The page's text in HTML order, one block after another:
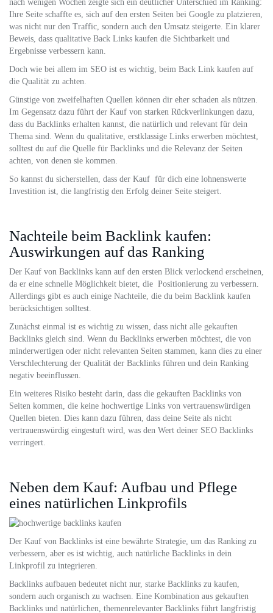
nach wenigen Wochen zeigte sich ein deutlicher Unterschied im Ranking:
Ihre Seite schaffte es, sich auf den ersten Seiten bei Google zu platzieren,
was nicht nur den Traffic, sondern auch den Umsatz steigerte. Ein klarer
Beweis, dass qualitative Back Links kaufen die Sichtbarkeit und
Ergebnisse verbessern kann.
Doch wie bei allem im SEO ist es wichtig, beim Back Link kaufen auf
die Qualität zu achten.
Günstige von zweifelhaften Quellen können dir eher schaden als nützen.
Im Gegensatz dazu führt der Kauf von starken Rückverlinkungen dazu,
dass du Backlinks erhalten kannst, die natürlich und relevant für dein
Thema sind. Wenn du qualitative, erstklassige Links erwerben möchtest,
solltest du auf die Quelle für Backlinks und die Relevanz der Seiten
achten, von denen sie kommen.
So kannst du sicherstellen, dass der Kauf für dich eine lohnenswerte
Investition ist, die langfristig den Erfolg deiner Seite steigert.
Nachteile beim Backlink kaufen:
Auswirkungen auf das Ranking
Der Kauf von Backlinks kann auf den ersten Blick verlockend erscheinen,
da er eine schnelle Möglichkeit bietet, die Positionierung zu verbessern.
Allerdings gibt es auch einige Nachteile, die du beim Backlink kaufen
berücksichtigen solltest.
Zunächst einmal ist es wichtig zu wissen, dass nicht alle gekauften
Backlinks gleich sind. Wenn du Backlinks erwerben möchtest, die von
minderwertigen oder nicht relevanten Seiten stammen, kann dies zu einer
Verschlechterung der Qualität der Backlinks führen und dein Ranking
negativ beeinflussen.
Ein weiteres Risiko besteht darin, dass die gekauften Backlinks von
Seiten kommen, die keine hochwertige Links von vertrauenswürdigen
Quellen bieten. Dies kann dazu führen, dass deine Seite als nicht
vertrauenswürdig eingestuft wird, was den Wert deiner SEO Backlinks
verringert.
Neben dem Kauf: Aufbau und Pflege
eines natürlichen Linkprofils
Der Kauf von Backlinks ist eine bewährte Strategie, um das Ranking zu
verbessern, aber es ist wichtig, auch natürliche Backlinks in dein
Linkprofil zu integrieren.
Backlinks aufbauen bedeutet nicht nur, starke Backlinks zu kaufen,
sondern auch organisch zu wachsen. Eine Kombination aus gekauften
Backlinks und natürlichen, themenrelevanter Backlinks führt langfristig